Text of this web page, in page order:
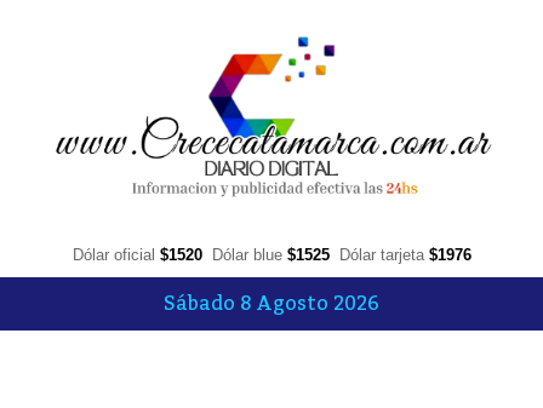
Dólar oficial $1520 Dólar blue $1525 Dólar tarjeta $1976
Sábado 8 Agosto 2026